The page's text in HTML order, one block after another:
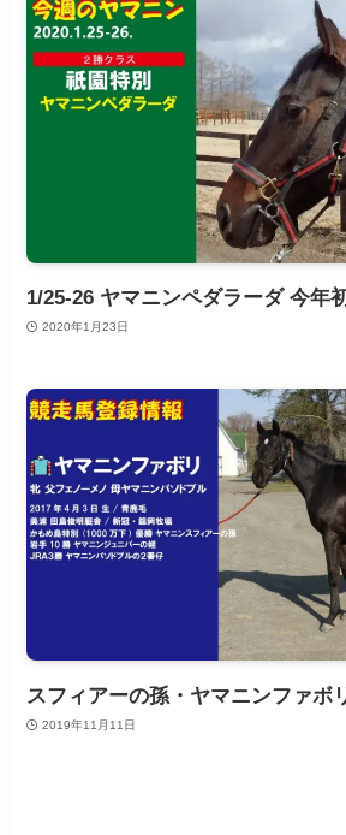
1/25-26 ヤマニンペダラーダ 今年
2020年1月23日
スフィアーの孫・ヤマニンファボ
2019年11月11日